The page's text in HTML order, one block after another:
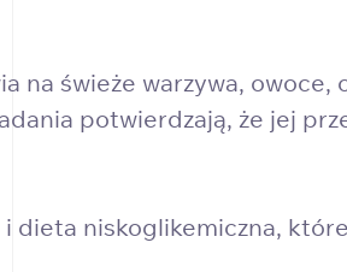
na świeże warzywa,
potwierdzają, że jej
dieta niskoglikemiczna,